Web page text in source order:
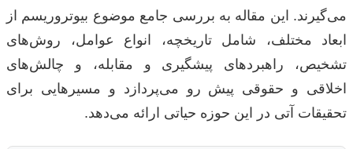
می‌گیرند. این مقاله به بررسی جامع موضوع بیوتروریسم از
ابعاد مختلف، شامل تاریخچه، انواع عوامل، روش‌های
تشخیص، راهبردهای پیشگیری و مقابله، و چالش‌های
اخلاقی و حقوقی پیش رو می‌پردازد و مسیرهایی برای
تحقیقات آتی در این حوزه حیاتی ارائه می‌دهد.